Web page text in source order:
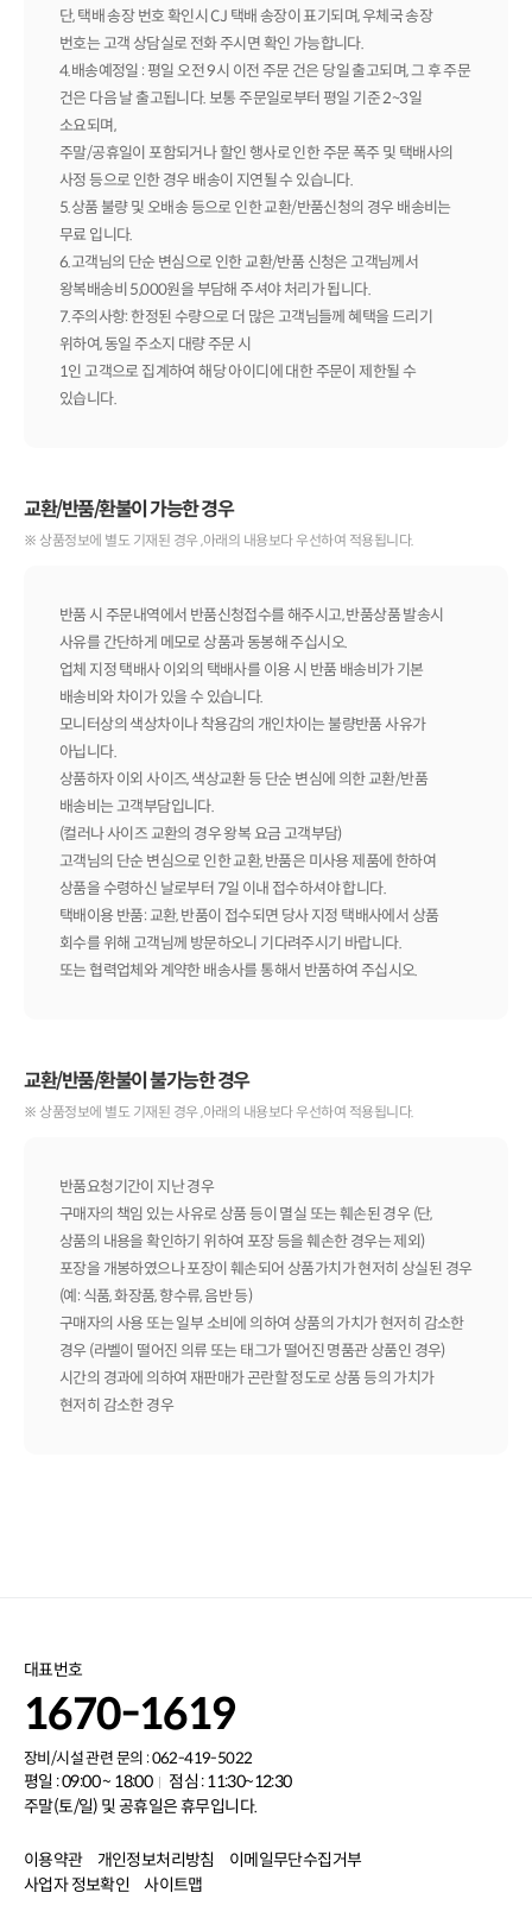
단, 택배 송장 번호 확인시 CJ 택배 송장이 표기되며, 우체국 송장
번호는 고객 상담실로 전화 주시면 확인 가능합니다.
4.배송예정일 : 평일 오전 9시 이전 주문 건은 당일 출고되며, 그 후 주문
건은 다음 날 출고됩니다. 보통 주문일로부터 평일 기준 2~3일
소요되며,
주말/공휴일이 포함되거나 할인 행사로 인한 주문 폭주 및 택배사의
사정 등으로 인한 경우 배송이 지연될 수 있습니다.
5.상품 불량 및 오배송 등으로 인한 교환/반품신청의 경우 배송비는
무료 입니다.
6.고객님의 단순 변심으로 인한 교환/반품 신청은 고객님께서
왕복배송비 5,000원을 부담해 주셔야 처리가 됩니다.
7.주의사항: 한정된 수량으로 더 많은 고객님들께 혜택을 드리기
위하여, 동일 주소지 대량 주문 시
1인 고객으로 집계하여 해당 아이디에 대한 주문이 제한될 수
있습니다.
교환/반품/환불이 가능한 경우
※ 상품정보에 별도 기재된 경우 ,아래의 내용보다 우선하여 적용됩니다.
반품 시 주문내역에서 반품신청접수를 해주시고, 반품상품 발송시
사유를 간단하게 메모로 상품과 동봉해 주십시오.
업체 지정 택배사 이외의 택배사를 이용 시 반품 배송비가 기본
배송비와 차이가 있을 수 있습니다.
모니터상의 색상차이나 착용감의 개인차이는 불량반품 사유가
아닙니다.
상품하자 이외 사이즈, 색상교환 등 단순 변심에 의한 교환/반품
배송비는 고객부담입니다.
(컬러나 사이즈 교환의 경우 왕복 요금 고객부담)
고객님의 단순 변심으로 인한 교환, 반품은 미사용 제품에 한하여
상품을 수령하신 날로부터 7일 이내 접수하셔야 합니다.
택배이용 반품: 교환, 반품이 접수되면 당사 지정 택배사에서 상품
회수를 위해 고객님께 방문하오니 기다려주시기 바랍니다.
또는 협력업체와 계약한 배송사를 통해서 반품하여 주십시오.
교환/반품/환불이 불가능한 경우
※ 상품정보에 별도 기재된 경우 ,아래의 내용보다 우선하여 적용됩니다.
반품요청기간이 지난 경우
구매자의 책임 있는 사유로 상품 등이 멸실 또는 훼손된 경우 (단,
상품의 내용을 확인하기 위하여 포장 등을 훼손한 경우는 제외)
포장을 개봉하였으나 포장이 훼손되어 상품가치가 현저히 상실된 경우
(예: 식품, 화장품, 향수류, 음반 등)
구매자의 사용 또는 일부 소비에 의하여 상품의 가치가 현저히 감소한
경우 (라벨이 떨어진 의류 또는 태그가 떨어진 명품관 상품인 경우)
시간의 경과에 의하여 재판매가 곤란할 정도로 상품 등의 가치가
현저히 감소한 경우
대표번호
1670-1619
장비/시설 관련 문의 : 062-419-5022
평일 : 09:00 ~ 18:00
점심 : 11:30~12:30
주말(토/일) 및 공휴일은 휴무입니다.
이용약관 개인정보처리방침
이메일무단수집거부
사업자 정보확인
사이트맵